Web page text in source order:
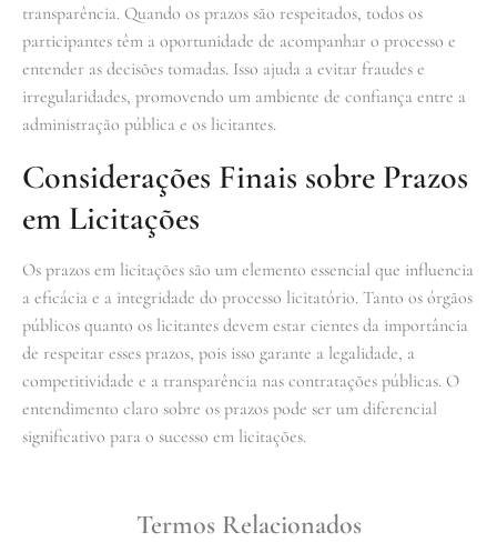
transparência. Quando os prazos são respeitados, todos os
participantes têm a oportunidade de acompanhar o processo e
entender as decisões tomadas. Isso ajuda a evitar fraudes e
irregularidades, promovendo um ambiente de confiança entre a
administração pública e os licitantes.
Considerações Finais sobre Prazos
em Licitações
Os prazos em licitações são um elemento essencial que influencia
a eficácia e a integridade do processo licitatório. Tanto os órgãos
públicos quanto os licitantes devem estar cientes da importância
de respeitar esses prazos, pois isso garante a legalidade, a
competitividade e a transparência nas contratações públicas. O
entendimento claro sobre os prazos pode ser um diferencial
significativo para o sucesso em licitações.
Termos Relacionados